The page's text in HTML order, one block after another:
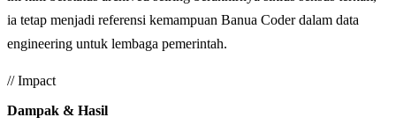
ia tetap menjadi referensi kemampuan Banua Coder dalam data
engineering untuk lembaga pemerintah.
// Impact
Dampak & Hasil